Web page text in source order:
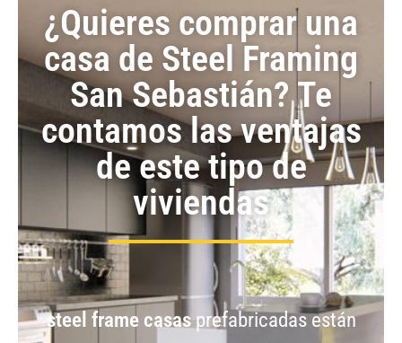
¿Quieres comprar una
casa de Steel Framing
San Sebastián? Te
contamos las ventajas
de este tipo de
viviendas
steel frame casasprefabricadas están